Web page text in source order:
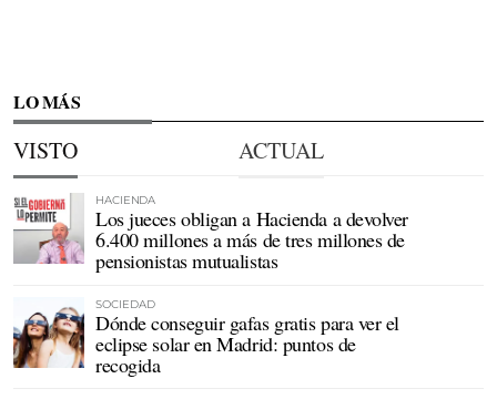
LO MÁS
VISTO ACTUAL
HACIENDA
Los jueces obligan a Hacienda a devolver
6.400 millones a más de tres millones de
pensionistas mutualistas
SOCIEDAD
Dónde conseguir gafas gratis para ver el
eclipse solar en Madrid: puntos de
recogida